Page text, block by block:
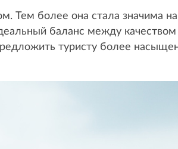
Тем более она стала значима
баланс между качеством
туристу более